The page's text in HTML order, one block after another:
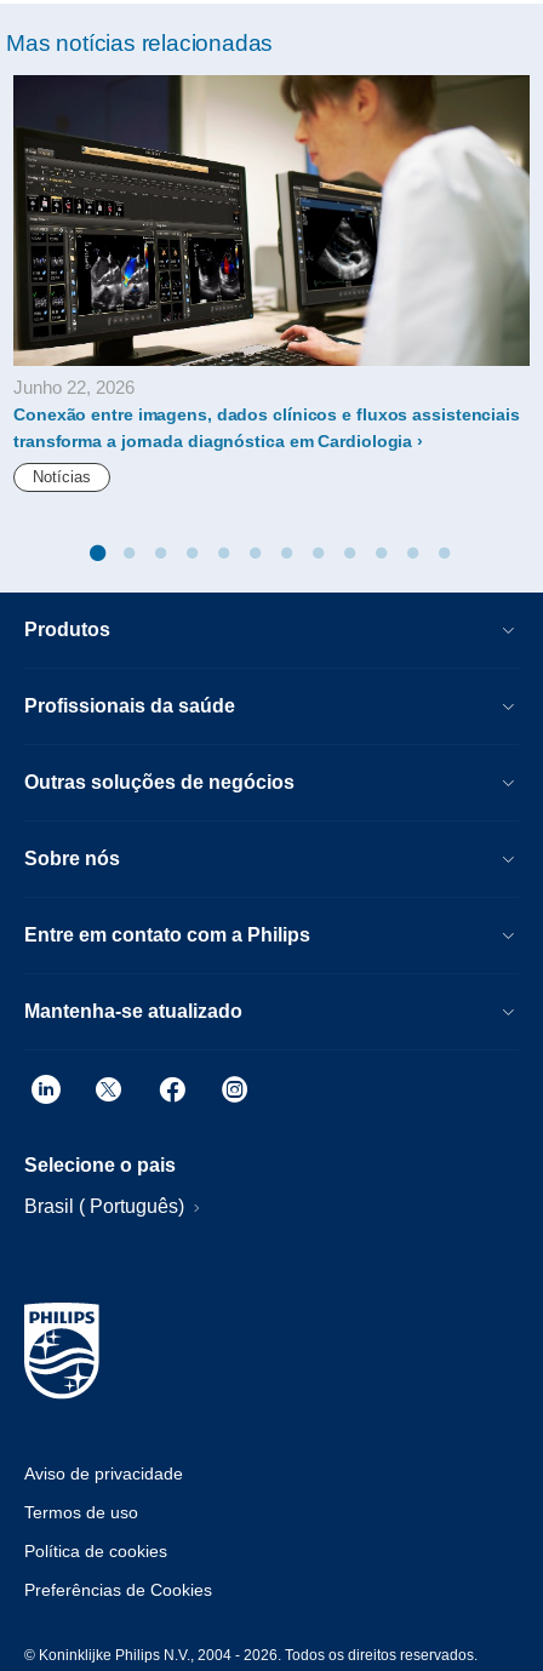
Mas notícias relacionadas
Junho 22, 2026
Conexão entre imagens, dados clínicos e fluxos assistenciais
transforma a jornada diagnóstica em Cardiologia
Notícias
Produtos
Profissionais da saúde
Outras soluções de negócios
Sobre nós
Entre em contato com a Philips
Mantenha-se atualizado
Selecione o pais
Brasil ( Português)
Aviso de privacidade
Termos de uso
Política de cookies
Preferências de Cookies
© Koninklijke Philips N.V., 2004 - 2026. Todos os direitos reservados.